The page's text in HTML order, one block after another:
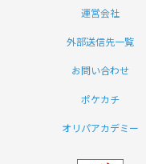
運営会社
外部送信先一覧
お問い合わせ
ポケカチ
オリパアカデミー